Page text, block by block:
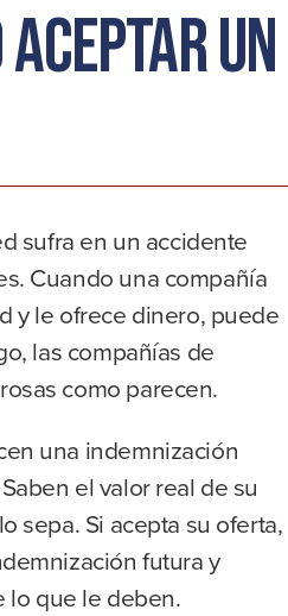
aceptar un
sufra en un accidente
Cuando una compañía
y le ofrece dinero, puede
las compañías de
como parecen.
una indemnización
el valor real de su
sepa. Si acepta su oferta,
futura y
lo que le deben.